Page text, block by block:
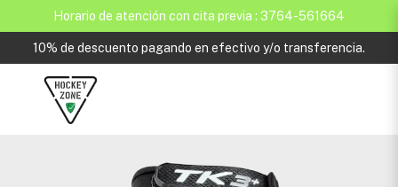
Horario de atención con cita previa : 3764-561664
10% de descuento pagando en efectivo y/o transferencia.